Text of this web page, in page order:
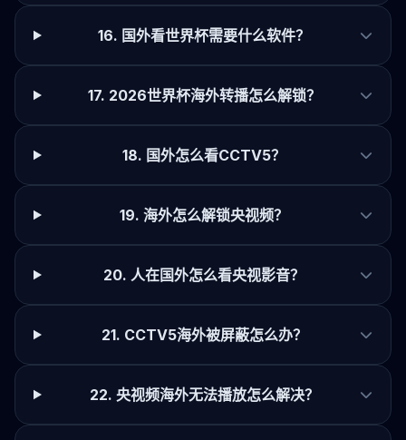
16. 国外看世界杯需要什么软件？
17. 2026世界杯海外转播怎么解锁？
18. 国外怎么看CCTV5？
19. 海外怎么解锁央视频？
20. 人在国外怎么看央视影音？
21. CCTV5海外被屏蔽怎么办？
22. 央视频海外无法播放怎么解决？